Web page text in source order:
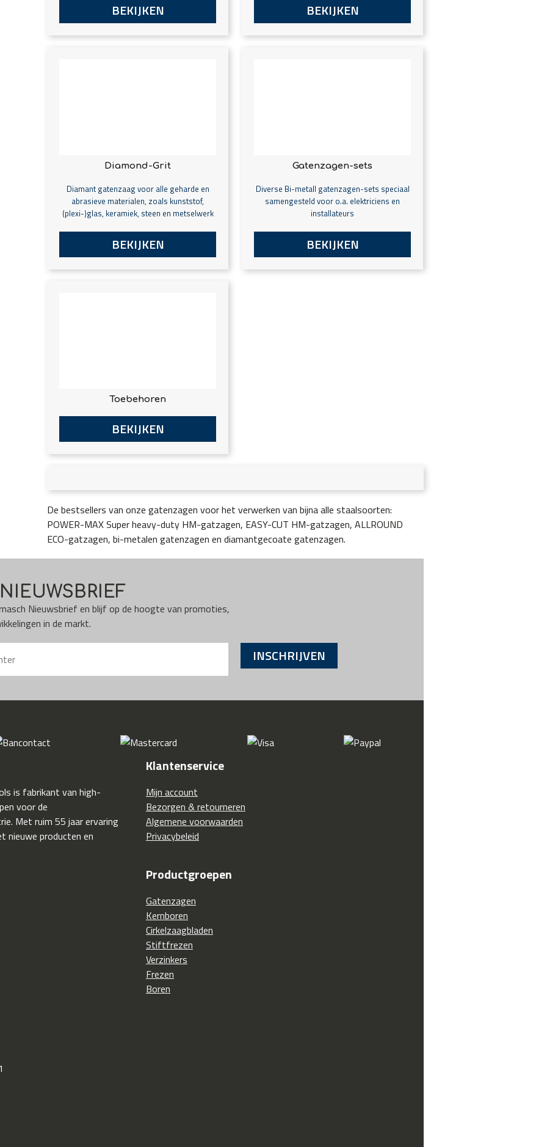
BEKIJKEN BEKIJKEN
Diamond-Grit
Diamant gatenzaag voor alle geharde en
abrasieve materialen, zoals kunststof,
(plexi-)glas, keramiek, steen en metselwerk
BEKIJKEN
Gatenzagen-sets
Diverse Bi-metall gatenzagen-sets speciaal
samengesteld voor o.a. elektriciens en
installateurs
BEKIJKEN
Toebehoren
BEKIJKEN
De bestsellers van onze gatenzagen voor het verwerken van bijna alle staalsoorten:
POWER-MAX Super heavy-duty HM-gatzagen, EASY-CUT HM-gatzagen, ALLROUND
ECO-gatzagen, bi-metalen gatenzagen en diamantgecoate gatenzagen.
Nieuwsbrief en blijf op de hoogte van promoties,
in de markt.
INSCHRIJVEN
is fabrikant van high-
voor de
Met ruim 55 jaar ervaring
nieuwe producten en
Klantenservice
Mijn account
Bezorgen & retourneren
Algemene voorwaarden
Privacybeleid
Productgroepen
Gatenzagen
Kernboren
Cirkelzaagbladen
Stiftfrezen
Verzinkers
Frezen
Boren